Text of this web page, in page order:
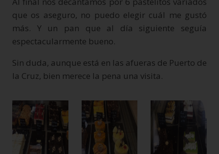
que os aseguro, no puedo elegir cuál me gustó
más. Y un pan que al día siguiente seguía
espectacularmente bueno.
Sin duda, aunque está en las afueras de Puerto de
la Cruz, bien merece la pena una visita.